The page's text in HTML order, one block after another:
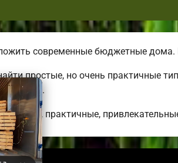
современные бюджетные дома.
простые, но очень практичные
вкус.
практичные,